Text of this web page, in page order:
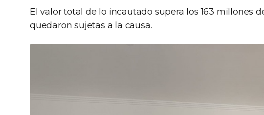
El valor total de lo incautado supera los 163 millones
quedaron sujetas a la causa.